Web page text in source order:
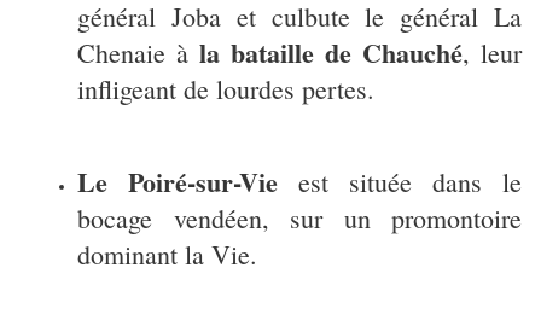
général Joba et culbute le général La
Chenaie à la bataille de Chauché, leur
infligeant de lourdes pertes.
Le Poiré-sur-Vie est située dans le
bocage vendéen, sur un promontoire
dominant la Vie.